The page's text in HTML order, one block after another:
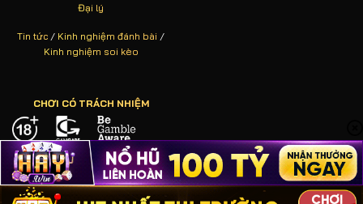
Đại lý
Tin tức / Kinh nghiệm đánh bài /
Kinh nghiệm soi kèo
CHƠI CÓ TRÁCH NHIỆM